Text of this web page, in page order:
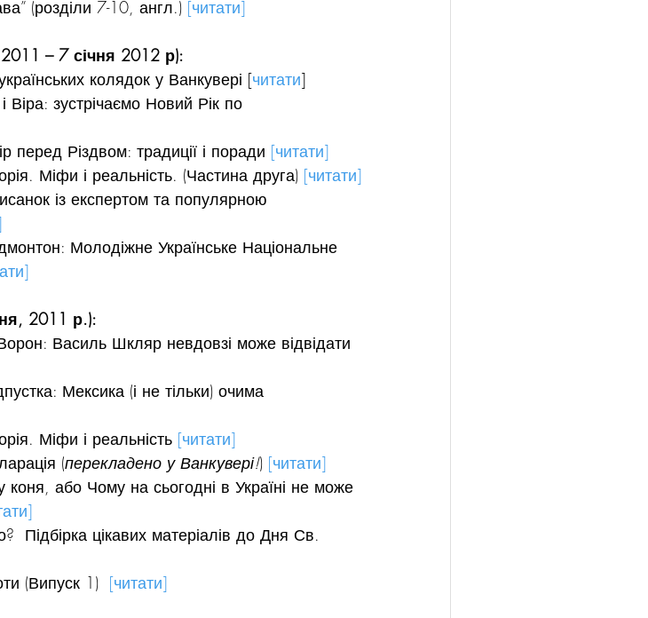
(розділи 7-10, англ.) [читати]
– 7 січня 2012 р):
колядок у Ванкувері [читати]
Віра: зустрічаємо Новий Рік по
перед Різдвом: традиції і поради [читати]
Міфи і реальність. (Частина друга) [читати]
із експертом та популярною
Молодіжне Українське Національне
2011 р.):
Василь Шкляр невдовзі може відвідати
Мексика (і не тільки) очима
Міфи і реальність [читати]
(перекладено у Ванкувері!) [читати]
коня, або Чому на сьогодні в Україні не може
Підбірка цікавих матеріалів до Дня Св.
(Випуск 1) [читати]